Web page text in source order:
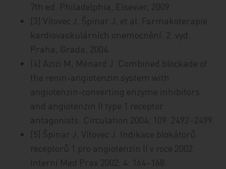
7th ed. Philadelphia, Elsevier, 2009.
[3] Vítovec J, Špinar J, et al. Farmakoterapie
kardiovaskulárních onemocnění. 2. vyd.
Praha, Grada, 2004.
[4] Azizi M, Ménard J. Combined blockade of
the renin-angiotenzin system with
angiotenzin-converting enzyme inhibitors
and angiotenzin II type 1 receptor
antagonists. Circulation 2004; 109: 2492–2499.
[5] Špinar J, Vítovec J. Indikace blokátorů
receptorů 1 pro angiotenzin II v roce 2002.
Interní Med Prax 2002; 4: 164–168.